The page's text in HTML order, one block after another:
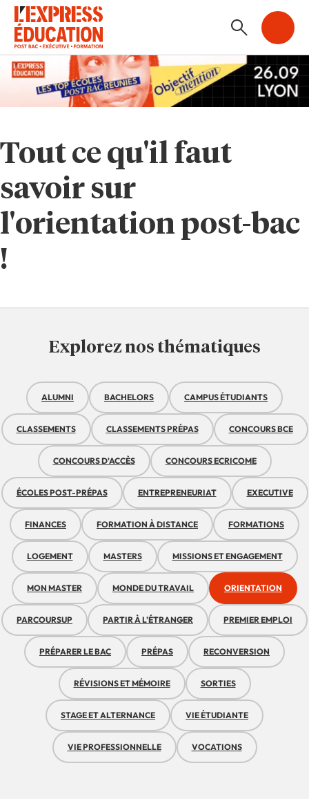
Tout ce qu'il faut
savoir sur
l'orientation post-bac
!
Explorez nos thématiques
ALUMNI BACHELORS CAMPUS ÉTUDIANTS
CLASSEMENTS CLASSEMENTS PRÉPAS CONCOURS BCE
CONCOURS D'ACCÈS CONCOURS ECRICOME
ÉCOLES POST-PRÉPAS ENTREPRENEURIAT EXECUTIVE
FINANCES FORMATION À DISTANCE FORMATIONS
LOGEMENT MASTERS MISSIONS ET ENGAGEMENT
MON MASTER MONDE DU TRAVAIL ORIENTATION
PARCOURSUP PARTIR À L'ÉTRANGER PREMIER EMPLOI
PRÉPARER LE BAC PRÉPAS RECONVERSION
RÉVISIONS ET MÉMOIRE SORTIES
STAGE ET ALTERNANCE VIE ÉTUDIANTE
VIE PROFESSIONNELLE VOCATIONS